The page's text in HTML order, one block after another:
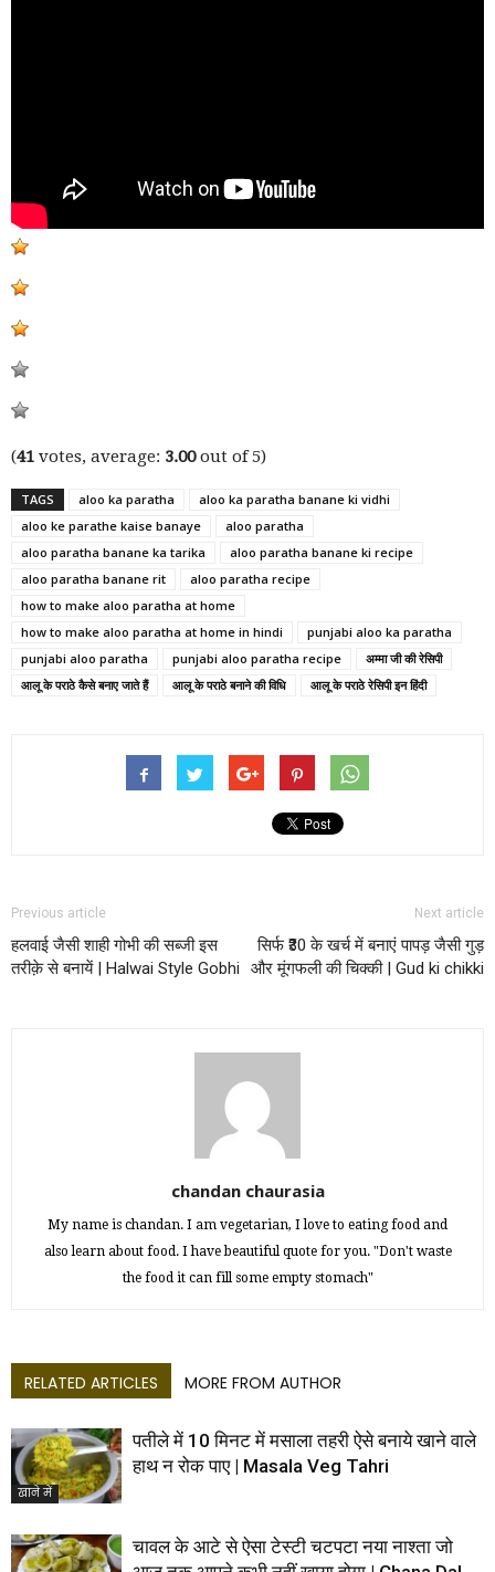
(41 votes, average: 3.00out of 5)
TAGS aloo ka paratha
aloo ka paratha banane ki vidhi
aloo ke parathe kaise banaye
aloo paratha
aloo paratha banane ka tarika
aloo paratha banane ki recipe
aloo paratha banane rit
aloo paratha recipe
how to make aloo paratha at home
how to make aloo paratha at home in hindi
punjabi aloo ka paratha
punjabi aloo paratha
punjabi aloo paratha recipe
अम्मा जी की रेसिपी
आलू के पराठे कैसे बनाए जाते हैं
आलू के पराठे बनाने की विधि आलू के पराठे रेसिपी इन हिंदी
Previous article
हलवाई जैसी शाही गोभी की सब्जी इस
तरीक़े से बनायें | Halwai Style Gobhi
Next article
सिर्फ ₹30 के खर्च में बनाएं पापड़ जैसी गुड़
और मूंगफली की चिक्की | Gud ki chikki
chandan chaurasia
My name is chandan. I am vegetarian, I love to eating food and
also learn about food. I have beautiful quote for you. "Don't waste
the food it can fill some empty stomach"
RELATED ARTICLES MORE FROM AUTHOR
खाने में
पतीले में 10 मिनट में मसाला तहरी ऐसे बनाये खाने वाले
हाथ न रोक पाए | Masala Veg Tahri
चावल के आटे से ऐसा टेस्टी चटपटा नया नाश्ता जो